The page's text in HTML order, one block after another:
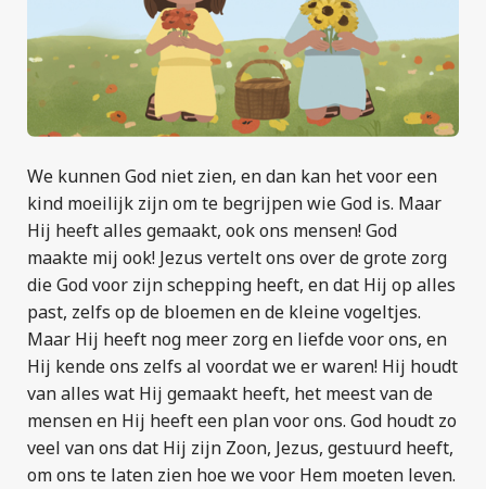
We kunnen God niet zien, en dan kan het voor een
kind moeilijk zijn om te begrijpen wie God is. Maar
Hij heeft alles gemaakt, ook ons mensen! God
maakte mij ook! Jezus vertelt ons over de grote zorg
die God voor zijn schepping heeft, en dat Hij op alles
past, zelfs op de bloemen en de kleine vogeltjes.
Maar Hij heeft nog meer zorg en liefde voor ons, en
Hij kende ons zelfs al voordat we er waren! Hij houdt
van alles wat Hij gemaakt heeft, het meest van de
mensen en Hij heeft een plan voor ons. God houdt zo
veel van ons dat Hij zijn Zoon, Jezus, gestuurd heeft,
om ons te laten zien hoe we voor Hem moeten leven.